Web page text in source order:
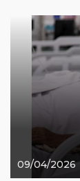
09/04/2026